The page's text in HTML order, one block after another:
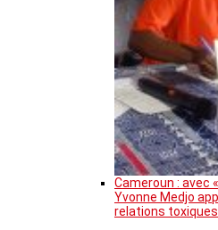
Cameroun : avec
Yvonne Medjo
relations toxiques